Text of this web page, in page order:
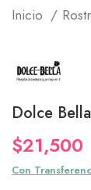
Inicio
Dolce
$21,500
Con